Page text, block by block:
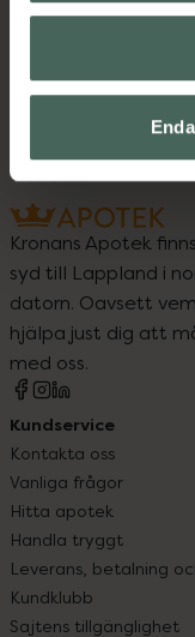
Makeup för
Kronans Apotek
syd till Lappland i
datorn. Oavsett
hjälpa just dig att
med oss.
Kundservice
Kontakta oss
Vanliga frågor
Hitta apotek
Handla tryggt
Leverans, betalning
Kundklubb
Sajtens tillgänglighet